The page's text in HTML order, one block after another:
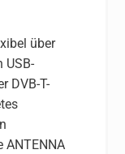
über
USB-
DVB-T-
ANTENNA